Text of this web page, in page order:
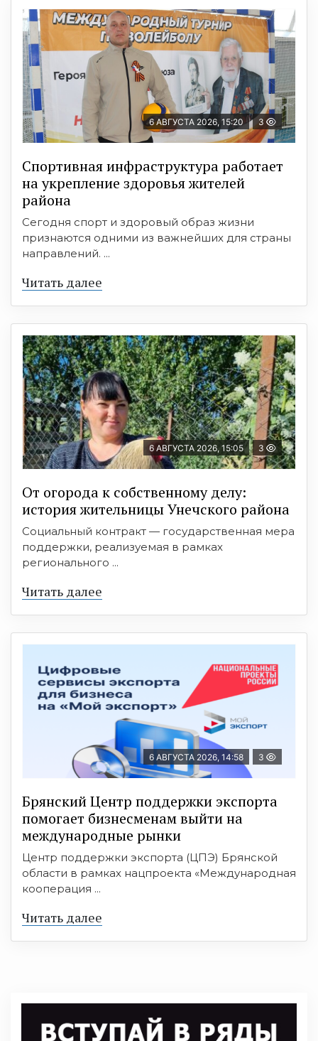
6 АВГУСТА 2026, 15:20 3
Спортивная инфраструктура работает
на укрепление здоровья жителей
района
Сегодня спорт и здоровый образ жизни
признаются одними из важнейших для страны
направлений. ...
Читать далее
6 АВГУСТА 2026, 15:05 3
От огорода к собственному делу:
история жительницы Унечского района
Социальный контракт — государственная мера
поддержки, реализуемая в рамках
регионального ...
Читать далее
6 АВГУСТА 2026, 14:58 3
Брянский Центр поддержки экспорта
помогает бизнесменам выйти на
международные рынки
Центр поддержки экспорта (ЦПЭ) Брянской
области в рамках нацпроекта «Международная
кооперация ...
Читать далее